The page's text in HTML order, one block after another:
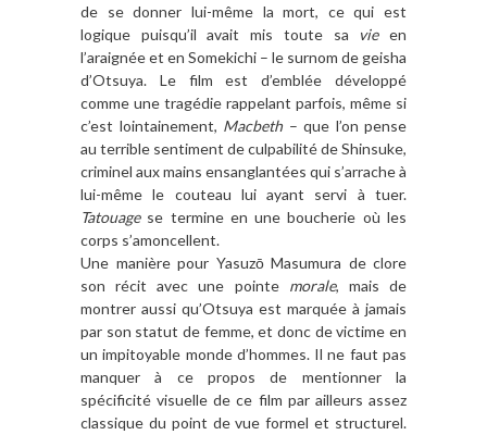
de se donner lui-même la mort, ce qui est
logique puisqu’il avait mis toute sa
vieen
l’araignée et en Somekichi – le surnom de geisha
d’Otsuya. Le film est d’emblée développé
comme une tragédie rappelant parfois, même si
c’est lointainement, Macbeth– que l’on pense
au terrible sentiment de culpabilité de Shinsuke,
criminel aux mains ensanglantées qui s’arrache à
lui-même le couteau lui ayant servi à tuer.
Tatouagese termine en une boucherie où les
corps s’amoncellent.
Une manière pour Yasuzō Masumura de clore
son récit avec une pointe morale, mais de
montrer aussi qu’Otsuya est marquée à jamais
par son statut de femme, et donc de victime en
un impitoyable monde d’hommes. Il ne faut pas
manquer à ce propos de mentionner la
spécificité visuelle de ce film par ailleurs assez
classique du point de vue formel et structurel.